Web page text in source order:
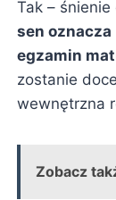
Tak – śnienie
sen oznacza
egzamin
zostanie
wewnętrzna
Zobacz